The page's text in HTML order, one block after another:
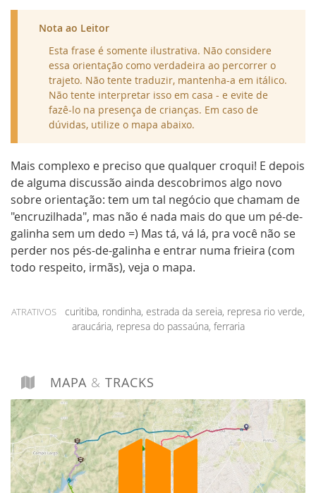
Nota ao Leitor
Esta frase é somente ilustrativa. Não considere
essa orientação como verdadeira ao percorrer o
trajeto. Não tente traduzir, mantenha-a em itálico.
Não tente interpretar isso em casa - e evite de
fazê-lo na presença de crianças. Em caso de
dúvidas, utilize o mapa abaixo.
Mais complexo e preciso que qualquer croqui! E depois
de alguma discussão ainda descobrimos algo novo
sobre orientação: tem um tal negócio que chamam de
"encruzilhada", mas não é nada mais do que um pé-de-
galinha sem um dedo =) Mas tá, vá lá, pra você não se
perder nos pés-de-galinha e entrar numa frieira (com
todo respeito, irmãs), veja o mapa.
ATRATIVOS
curitiba, rondinha, estrada da sereia, represa rio verde,
araucária, represa do passaúna, ferraria
MAPA & TRACKS